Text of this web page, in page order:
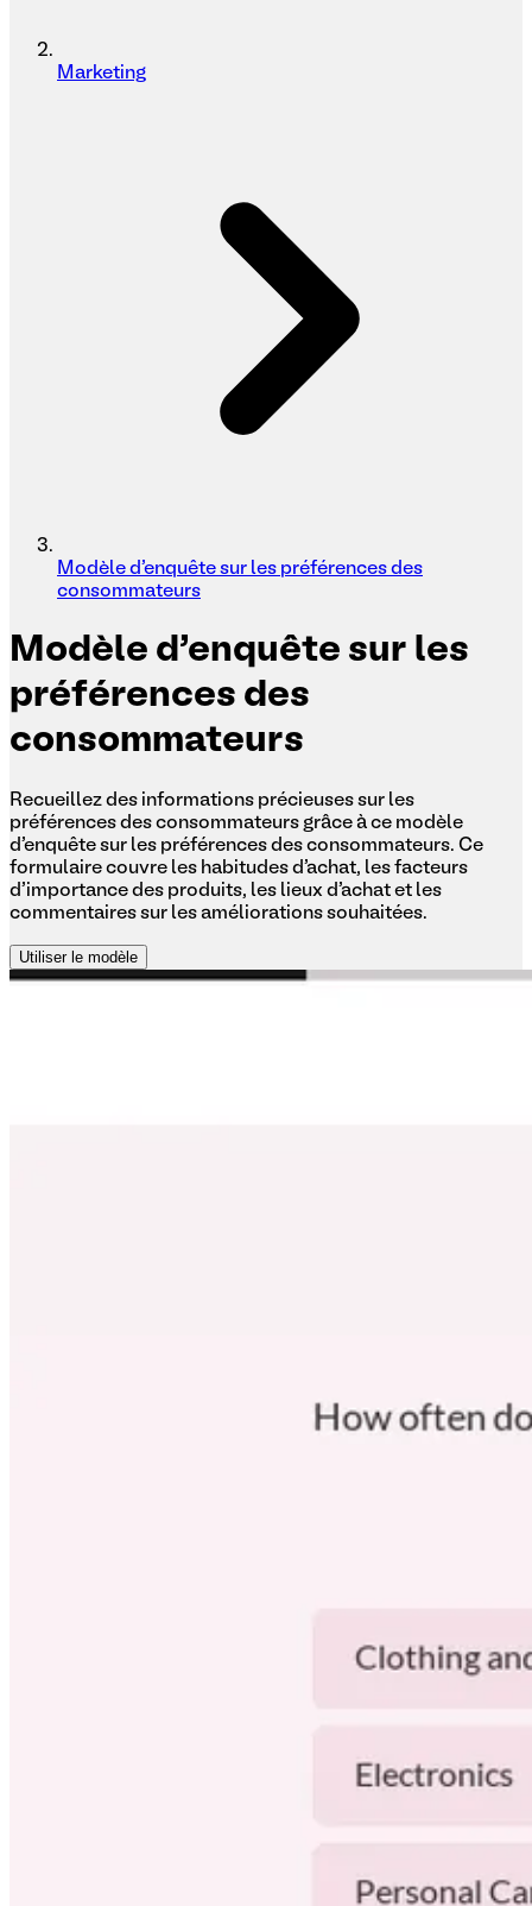
Marketing
Modèle d'enquête sur les préférences des
consommateurs
Modèle d'enquête sur les
préférences des
consommateurs
Recueillez des informations précieuses sur les
préférences des consommateurs grâce à ce modèle
d'enquête sur les préférences des consommateurs. Ce
formulaire couvre les habitudes d'achat, les facteurs
d'importance des produits, les lieux d'achat et les
commentaires sur les améliorations souhaitées.
Utiliser le modèle